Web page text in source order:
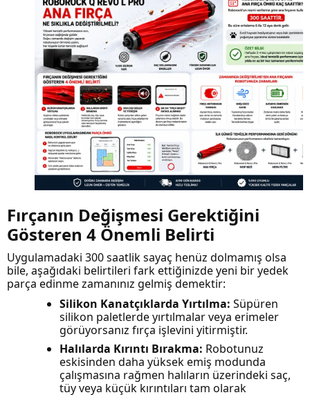
Fırçanın Değişmesi Gerektiğini
Gösteren 4 Önemli Belirti
Uygulamadaki 300 saatlik sayaç henüz dolmamış olsa
bile, aşağıdaki belirtileri fark ettiğinizde yeni bir yedek
parça edinme zamanınız gelmiş demektir:
Silikon Kanatçıklarda Yırtılma: Süpüren
silikon paletlerde yırtılmalar veya erimeler
görüyorsanız fırça işlevini yitirmiştir.
Halılarda Kırıntı Bırakma: Robotunuz
eskisinden daha yüksek emiş modunda
çalışmasına rağmen halıların üzerindeki saç,
tüy veya küçük kırıntıları tam olarak